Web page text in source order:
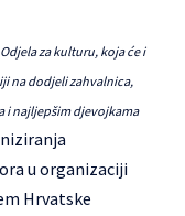
za kulturu, koja će i
na dodjeli zahvalnica,
i najljepšim djevojkama
u organizaciji
Hrvatske